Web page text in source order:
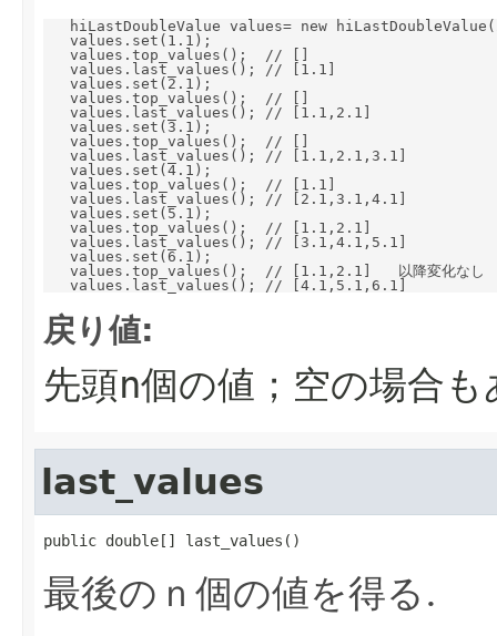
hiLastDoubleValue values= new
   values.set(1.1);
   values.top_values();  // []
   values.last_values(); // [1.1]
   values.set(2.1);
   values.top_values();  // []
   values.last_values(); // [1.1,2.1]
   values.set(3.1);
   values.top_values();  // []
   values.last_values(); // [1.1,2.1,3.1]
   values.set(4.1);
   values.top_values();  // [1.1]
   values.last_values(); // [2.1,3.1,4.1]
   values.set(5.1);
   values.top_values();  // [1.1,2.1]
   values.last_values(); // [3.1,4.1,5.1]
   values.set(6.1);
   values.top_values();  // [1.1,2.1]   以降変化なし
戻り値:
先頭n個の値；空の場合も
last_values
public double[] last_values()
最後のｎ個の値を得る.